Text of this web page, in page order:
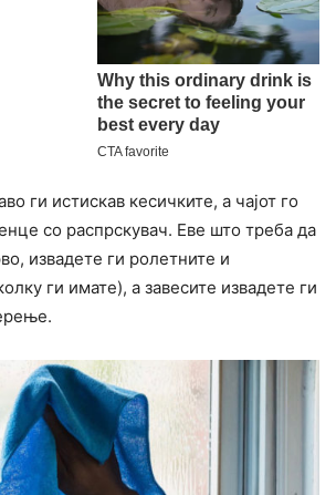
ги истискав кесичките, а чајот го
со распрскувач. Еве што треба да
извадете ги ролетните и
ги имате), а завесите извадете ги